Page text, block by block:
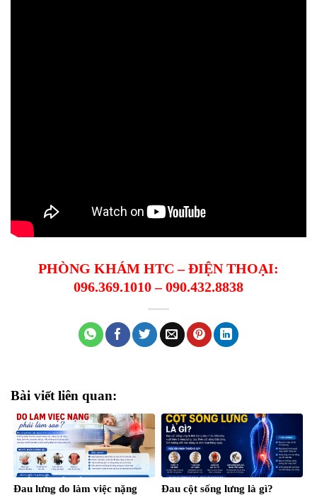
PHÒNG KHÁM HTC – ĐIỆN THOẠI:
096.369.1010 – 090.432.8838
Bài viết liên quan:
Đau lưng do làm việc nặng
Đau cột sống lưng là gì?